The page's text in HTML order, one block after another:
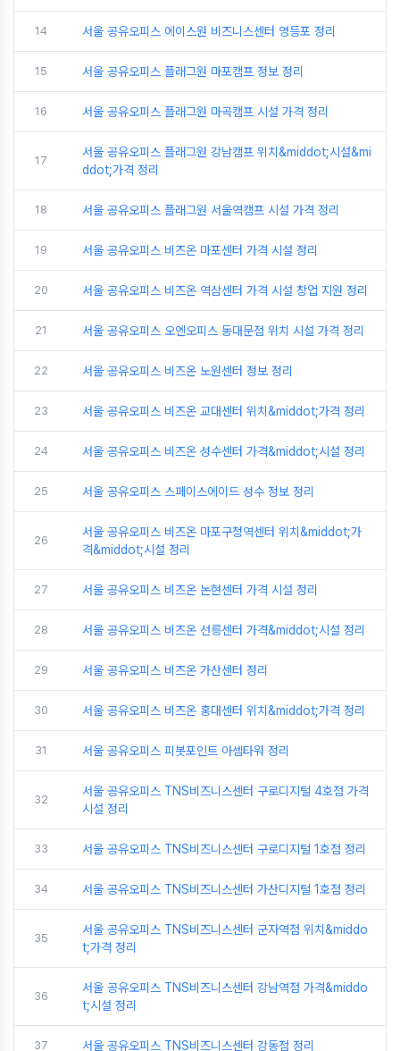
14 서울 공유오피스 에이스원 비즈니스센터 영등포 정리
15 서울 공유오피스 플래그원 마포캠프 정보 정리
16 서울 공유오피스 플래그원 마곡캠프 시설 가격 정리
17
서울 공유오피스 플래그원 강남캠프 위치&middot;시설&mi
ddot;가격 정리
18 서울 공유오피스 플래그원 서울역캠프 시설 가격 정리
19 서울 공유오피스 비즈온 마포센터 가격 시설 정리
20 서울 공유오피스 비즈온 역삼센터 가격 시설 창업 지원 정리
21 서울 공유오피스 오엔오피스 동대문점 위치 시설 가격 정리
22 서울 공유오피스 비즈온 노원센터 정보 정리
23 서울 공유오피스 비즈온 교대센터 위치&middot;가격 정리
24 서울 공유오피스 비즈온 성수센터 가격&middot;시설 정리
25 서울 공유오피스 스페이스에이드 성수 정보 정리
26
서울 공유오피스 비즈온 마포구청역센터 위치&middot;가
격&middot;시설 정리
27 서울 공유오피스 비즈온 논현센터 가격 시설 정리
28 서울 공유오피스 비즈온 선릉센터 가격&middot;시설 정리
29 서울 공유오피스 비즈온 가산센터 정리
30 서울 공유오피스 비즈온 홍대센터 위치&middot;가격 정리
31 서울 공유오피스 피봇포인트 아셈타워 정리
32
서울 공유오피스 TNS비즈니스센터 구로디지털 4호점 가격
시설 정리
33 서울 공유오피스 TNS비즈니스센터 구로디지털 1호점 정리
34 서울 공유오피스 TNS비즈니스센터 가산디지털 1호점 정리
35
서울 공유오피스 TNS비즈니스센터 군자역점 위치&middo
t;가격 정리
36
서울 공유오피스 TNS비즈니스센터 강남역점 가격&middo
t;시설 정리
37 서울 공유오피스 TNS비즈니스센터 강동점 정리